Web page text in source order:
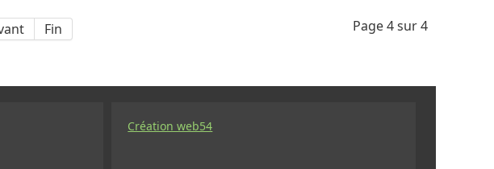
Page 4 sur 4
Fin
Création web54